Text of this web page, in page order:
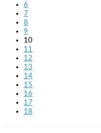
6
7
8
9
10
11
12
13
14
15
16
17
18